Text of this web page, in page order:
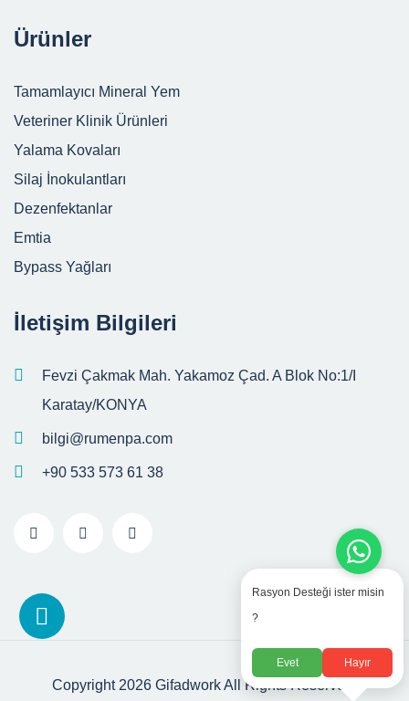
Rasyon Desteği ister misin
?
Evet Hayır
Ürünler
Tamamlayıcı Mineral Yem
Veteriner Klinik Ürünleri
Yalama Kovaları
Silaj İnokulantları
Dezenfektanlar
Emtia
Bypass Yağları
İletişim Bilgileri
Fevzi Çakmak Mah. Yakamoz Çad. A Blok No:1/I
Karatay/KONYA
bilgi@rumenpa.com
+90 533 573 61 38
Copyright 2026 GifadworkAll Rights Reserved.